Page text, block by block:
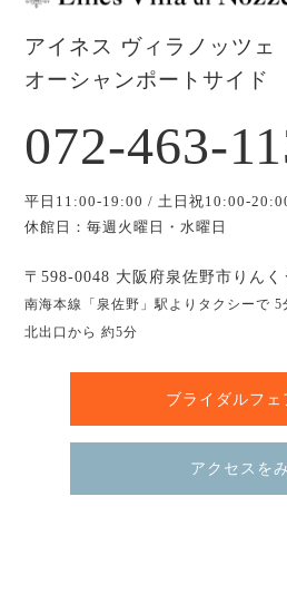
アイネス ヴィラノッツェ
オーシャンポートサイド
072-463-
平日11:00-19:00 / 土日祝10:00-
休館日：毎週火曜日・水曜日
〒598-0048 大阪府泉佐野市りんく
南海本線「泉佐野」駅よりタクシーで
北出口から 約5分
ブライダルフェ
アクセスを